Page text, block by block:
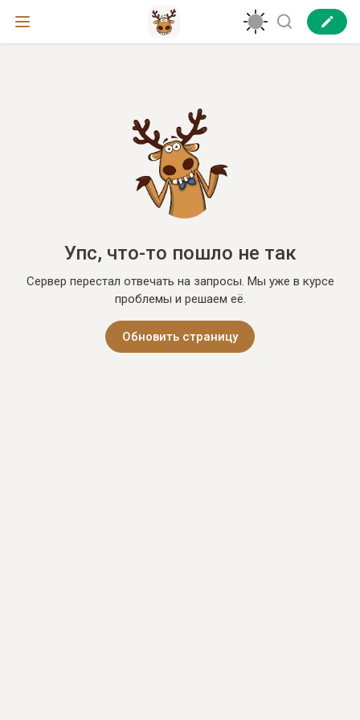
Упс, что-то пошло не так
Сервер перестал отвечать на запросы. Мы уже в курсе
проблемы и решаем её.
Обновить страницу